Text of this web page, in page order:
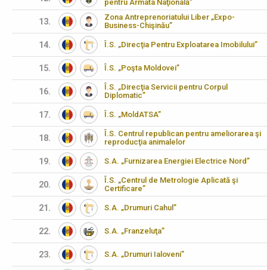
pentru Armata Naţională”
13.
Zona Antreprenoriatului Liber „Expo-
Business-Chişinău”
14. Î.S. „Direcţia Pentru Exploatarea Imobilului”
15. Î.S. „Poşta Moldovei”
16.
Î.S. „Direcţia Servicii pentru Corpul
Diplomatic”
17. Î.S. „MoldATSA”
18.
Î.S. Centrul republican pentru ameliorarea şi
reproducţia animalelor
19. S.A. „Furnizarea Energiei Electrice Nord”
20.
Î.S. „Centrul de Metrologie Aplicată şi
Certificare”
21. S.A. „Drumuri Cahul”
22. S.A. „Franzeluţa”
23. S.A. „Drumuri Ialoveni”